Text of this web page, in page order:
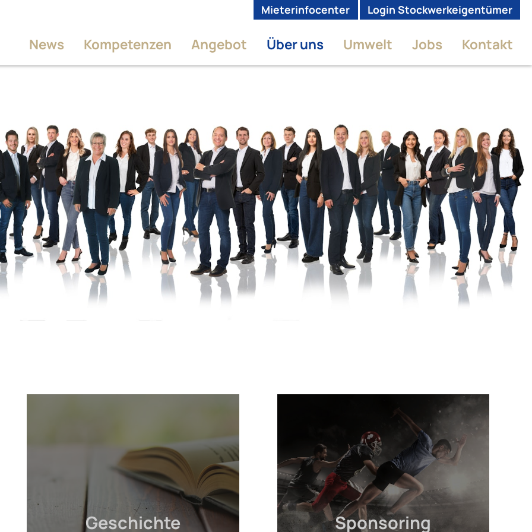
Mieterinfocenter Login Stockwerkeigentümer
News Kompetenzen Angebot Über uns Umwelt Jobs Kontakt
Geschichte Sponsoring